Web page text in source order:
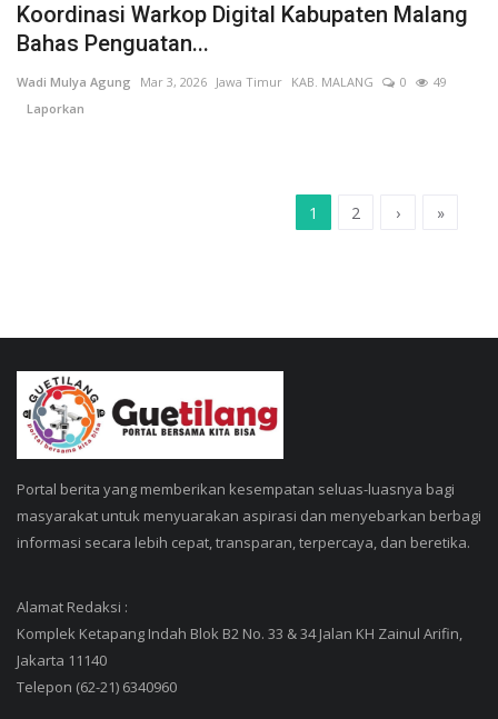
Koordinasi Warkop Digital Kabupaten Malang
Bahas Penguatan...
Wadi Mulya Agung Mar 3, 2026 Jawa Timur KAB. MALANG 0
49
Laporkan
1 2 › »
Portal berita yang memberikan kesempatan seluas-luasnya bagi
masyarakat untuk menyuarakan aspirasi dan menyebarkan berbagi
informasi secara lebih cepat, transparan, terpercaya, dan beretika.
Alamat Redaksi :
Komplek Ketapang Indah Blok B2 No. 33 & 34 Jalan KH Zainul Arifin,
Jakarta 11140
Telepon (62-21) 6340960